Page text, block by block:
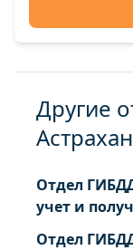
Другие
Отдел
учет и
Отдел